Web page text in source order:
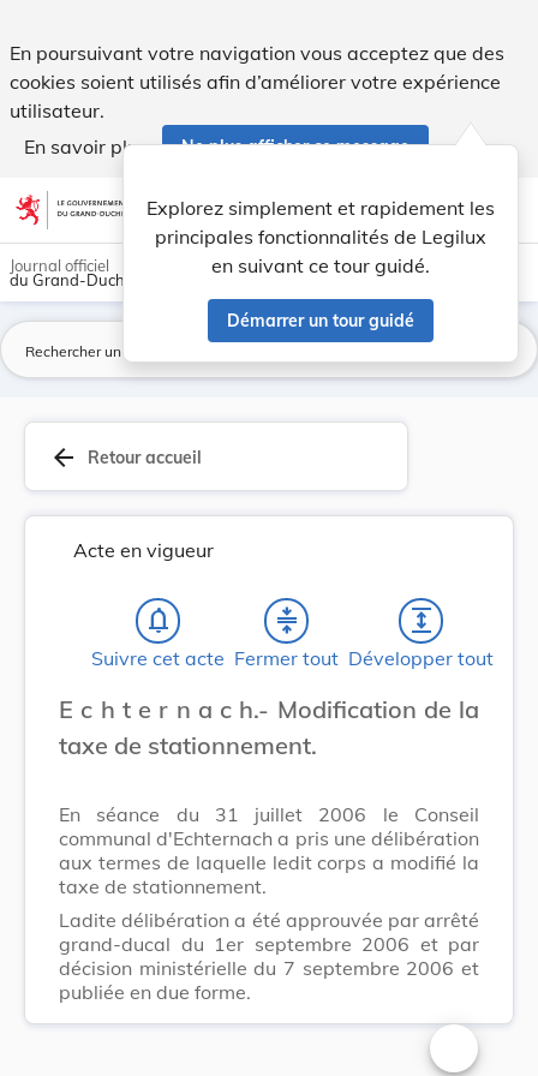
En poursuivant votre navigation vous acceptez que des
cookies soient utilisés afin d’améliorer votre expérience
utilisateur.
En savoir plus
Ne plus afficher ce message
Aller au contenu account_circle help Aide
Explorez simplement et rapidement les
principales fonctionnalités de Legilux
en suivant ce tour guidé.
Démarrer un tour guidé
light_mode dark_mode
Journal officiel
du Grand-Duché de Luxembourg
arrow_back Retour accueil
Acte en vigueur
notifications_none
Suivre cet acte
compress
Fermer tout
expand
Développer tout
E c h t e r n a c h.- Modification de la
taxe de stationnement.
En séance du 31 juillet 2006 le Conseil
communal d'Echternach a pris une délibération
aux termes de laquelle ledit corps a modifié la
taxe de stationnement.
Ladite délibération a été approuvée par arrêté
grand-ducal du 1er septembre 2006 et par
décision ministérielle du 7 septembre 2006 et
publiée en due forme.